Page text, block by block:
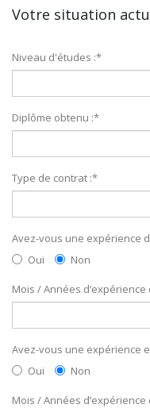
Votre situation
Niveau d'études :*
Diplôme obtenu :*
Type de contrat :*
Avez-vous une expérience
Oui
Non
Mois / Années
Avez-vous une expérience
Oui
Non
Mois / Années